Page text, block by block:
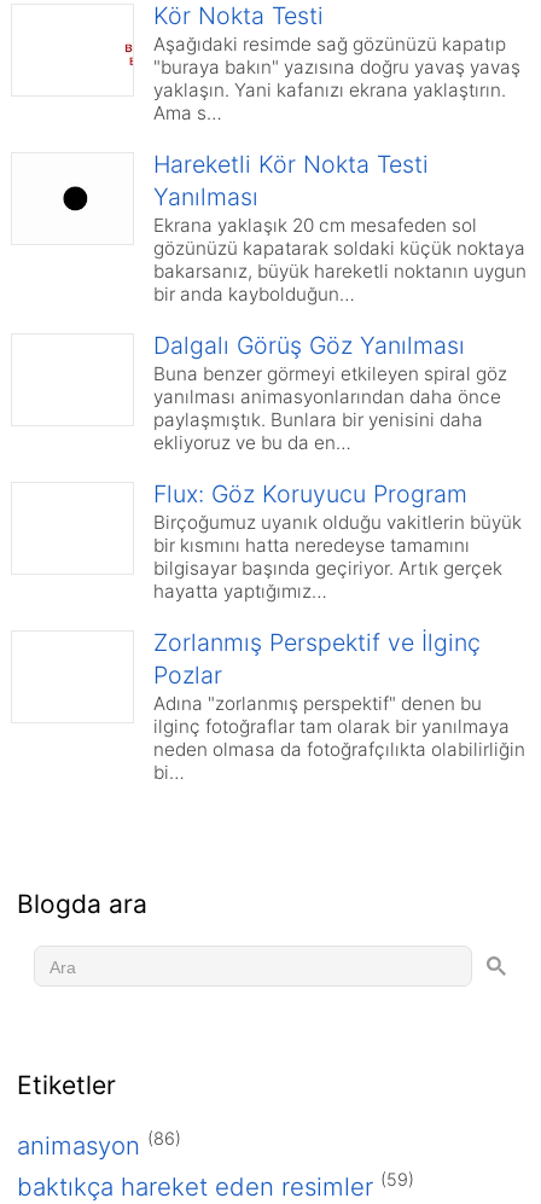
Kör Nokta Testi
Aşağıdaki resimde sağ gözünüzü kapatıp
"buraya bakın" yazısına doğru yavaş yavaş
yaklaşın. Yani kafanızı ekrana yaklaştırın.
Ama s…
Hareketli Kör Nokta Testi
Yanılması
Ekrana yaklaşık 20 cm mesafeden sol
gözünüzü kapatarak soldaki küçük noktaya
bakarsanız, büyük hareketli noktanın uygun
bir anda kaybolduğun…
Dalgalı Görüş Göz Yanılması
Buna benzer görmeyi etkileyen spiral göz
yanılması animasyonlarından daha önce
paylaşmıştık. Bunlara bir yenisini daha
ekliyoruz ve bu da en…
Flux: Göz Koruyucu Program
Birçoğumuz uyanık olduğu vakitlerin büyük
bir kısmını hatta neredeyse tamamını
bilgisayar başında geçiriyor. Artık gerçek
hayatta yaptığımız…
Zorlanmış Perspektif ve İlginç
Pozlar
Adına "zorlanmış perspektif" denen bu
ilginç fotoğraflar tam olarak bir yanılmaya
neden olmasa da fotoğrafçılıkta olabilirliğin
bi…
Blogda ara
Etiketler
animasyon (86)
baktıkça hareket eden resimler (59)
2016